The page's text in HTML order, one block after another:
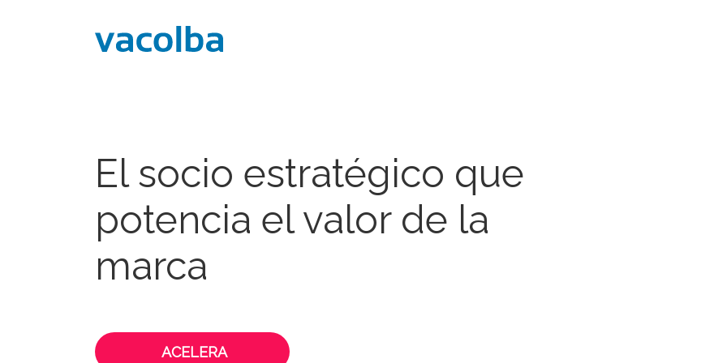
El socio estratégico que
potencia el valor de la
marca
ACELERA